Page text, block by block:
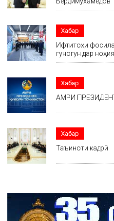
Хабар
Ифтитоҳи
гуногун дар
Хабар
АМРИ
Хабар
Таъиноти кадрӣ